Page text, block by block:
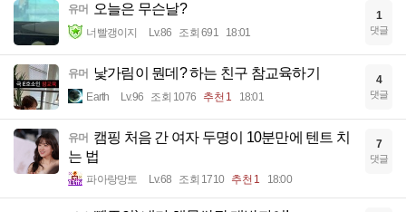
유머 오늘은 무슨날?
너빨갱이지 Lv.86 조회 691 18:01
1
댓글
유머 낯가림이 뭔데? 하는 친구 참교육하기
Earth Lv.96 조회 1076 추천 1 18:01
4
댓글
유머 캠핑 처음 간 여자 두명이 10분만에 텐트 치
는 법
파아랑망토 Lv.68 조회 1710 추천 1 18:00
7
댓글